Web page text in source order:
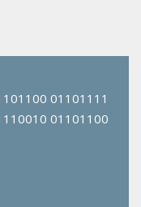
01101111
01101100